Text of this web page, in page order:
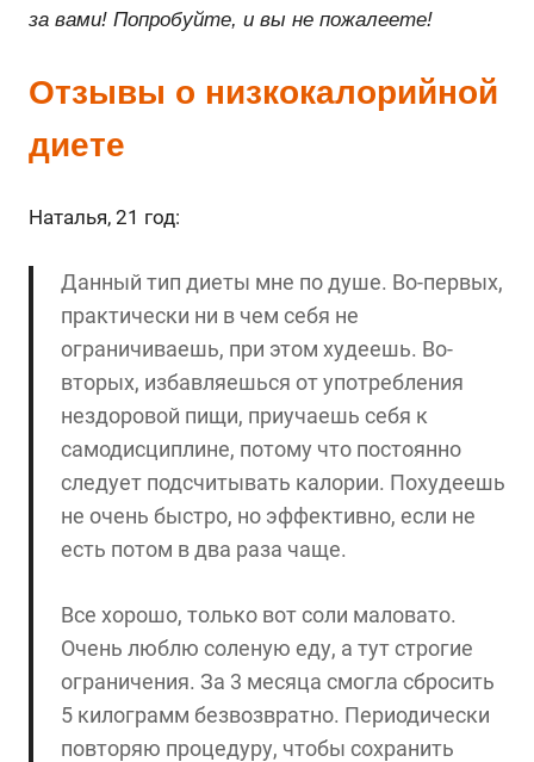
за вами! Попробуйте, и вы не пожалеете!
Отзывы о низкокалорийной
диете
Наталья, 21 год:
Данный тип диеты мне по душе. Во-первых,
практически ни в чем себя не
ограничиваешь, при этом худеешь. Во-
вторых, избавляешься от употребления
нездоровой пищи, приучаешь себя к
самодисциплине, потому что постоянно
следует подсчитывать калории. Похудеешь
не очень быстро, но эффективно, если не
есть потом в два раза чаще.
Все хорошо, только вот соли маловато.
Очень люблю соленую еду, а тут строгие
ограничения. За 3 месяца смогла сбросить
5 килограмм безвозвратно. Периодически
повторяю процедуру, чтобы сохранить